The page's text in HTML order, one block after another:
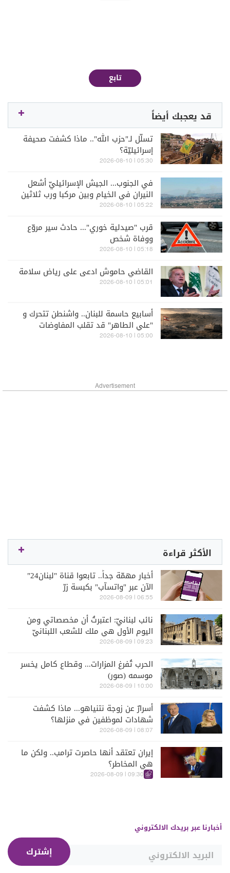
تابع
قد يعجبك أيضاً
تسلّل لـ"حزب الله".. ماذا كشفت صحيفة
إسرائيليّة؟
05:30 | 2026-08-10
في الجنوب... الجيش الإسرائيليّ أشعل
النيران في الخيام وبين مركبا ورب ثلاثين
05:22 | 2026-08-10
قرب "صيدلية خوري"... حادث سير مروّع
ووفاة شخص
05:18 | 2026-08-10
القاضي حاموش ادعى على رياض سلامة
05:01 | 2026-08-10
أسابيع حاسمة للبنان.. واشنطن تتحرك و
"علي الطاهر" قد تقلب المفاوضات
05:00 | 2026-08-10
Advertisement
الأكثر قراءة
أخبار مهمّة جداً.. تابعوا قناة "لبنان24"
الآن عبر "واتسآب" بكبسة زرّ
06:55 | 2026-08-09
نائب لبنانيّ: اعتبرتُ أن مخصصاتي ومن
اليوم الأول هي ملك للشعب اللبنانيّ
09:23 | 2026-08-09
الحرب تُفرغ المزارات... وقطاع كامل يخسر
موسمه (صور)
10:00 | 2026-08-09
أسرارٌ عن زوجة نتنياهو... ماذا كشفت
شهادات لموظفين في منزلها؟
08:07 | 2026-08-09
إيران تعتقد أنها حاصرت ترامب.. ولكن ما
هي المخاطر؟
09:30 | 2026-08-09
أخبارنا عبر بريدك الالكتروني
إشترك